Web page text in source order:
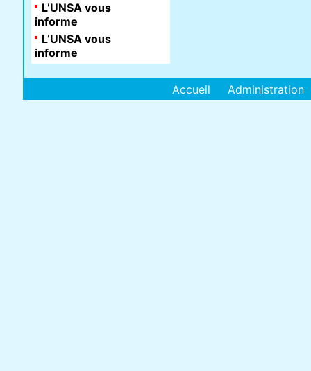
L’UNSA vous
informe
L’UNSA vous
informe
Accueil Administration